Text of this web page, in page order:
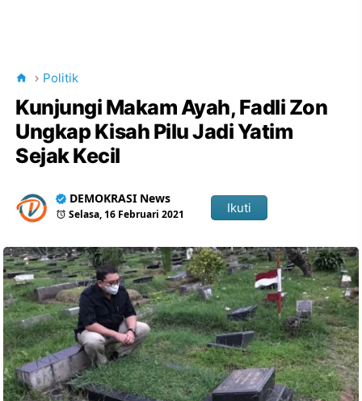
Politik
Kunjungi Makam Ayah, Fadli Zon
Ungkap Kisah Pilu Jadi Yatim
Sejak Kecil
DEMOKRASI News
Selasa, 16 Februari 2021 Ikuti